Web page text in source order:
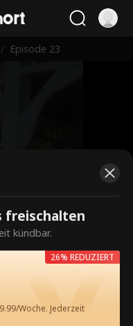
/ Episode 23
um
freischalten
kündbar.
Woche. Jederzeit
26% REDUZIERT